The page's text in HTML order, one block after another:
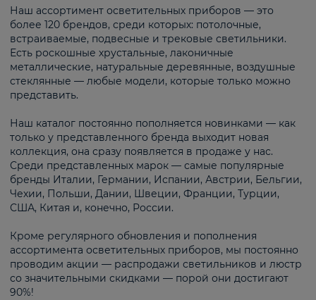
Наш ассортимент осветительных приборов — это
более 120 брендов, среди которых: потолочные,
встраиваемые, подвесные и трековые светильники.
Есть роскошные хрустальные, лаконичные
металлические, натуральные деревянные, воздушные
стеклянные — любые модели, которые только можно
представить.
Наш каталог постоянно пополняется новинками — как
только у представленного бренда выходит новая
коллекция, она сразу появляется в продаже у нас.
Среди представленных марок — самые популярные
бренды Италии, Германии, Испании, Австрии, Бельгии,
Чехии, Польши, Дании, Швеции, Франции, Турции,
США, Китая и, конечно, России.
Кроме регулярного обновления и пополнения
ассортимента осветительных приборов, мы постоянно
проводим акции — распродажи светильников и люстр
со значительными скидками — порой они достигают
90%!